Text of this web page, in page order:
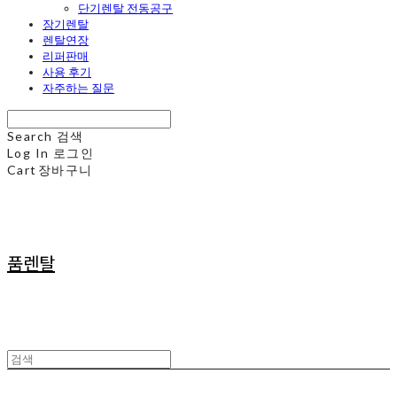
단기렌탈 전동공구
장기렌탈
렌탈연장
리퍼판매
사용 후기
자주하는 질문
Search 검색
Log In 로그인
Cart 장바구니
품렌탈